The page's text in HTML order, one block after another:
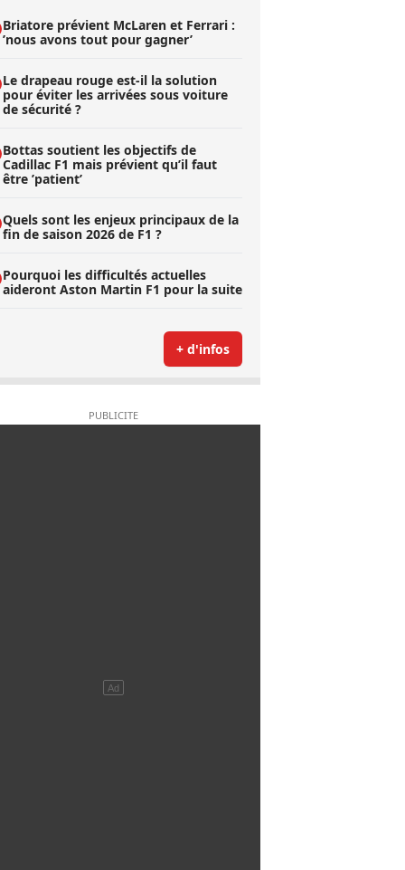
Briatore prévient McLaren et Ferrari :
’nous avons tout pour gagner’
Le drapeau rouge est-il la solution
pour éviter les arrivées sous voiture
de sécurité ?
Bottas soutient les objectifs de
Cadillac F1 mais prévient qu’il faut
être ’patient’
Quels sont les enjeux principaux de la
fin de saison 2026 de F1 ?
Pourquoi les difficultés actuelles
aideront Aston Martin F1 pour la suite
+ d'infos